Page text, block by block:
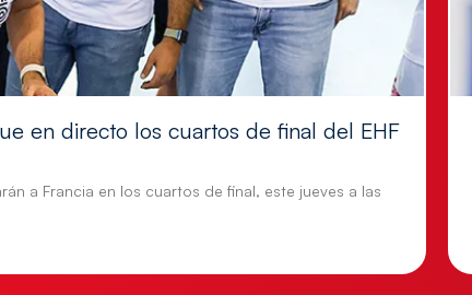
en directo los cuartos de final del EHF
a Francia en los cuartos de final, este jueves a las